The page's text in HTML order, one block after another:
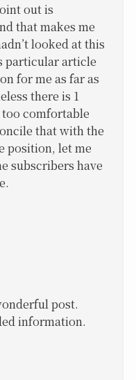
out is
that makes me
looked at this
particular article
for me as far as
there is 1
comfortable
that with the
position, let me
subscribers have
post.
information.